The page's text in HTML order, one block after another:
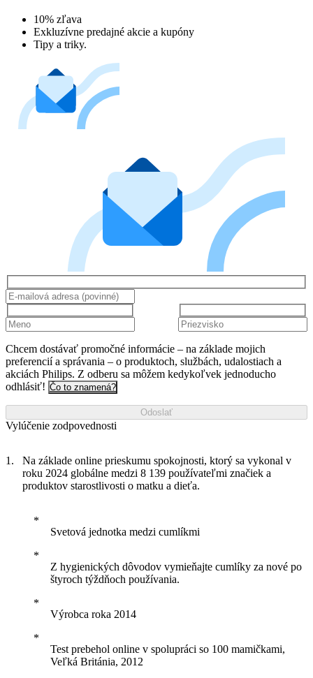
10% zľava
Exkluzívne predajné akcie a kupóny
Tipy a triky.
Chcem dostávať promočné informácie – na základe mojich
preferencií a správania – o produktoch, službách, udalostiach a
akciách Philips. Z odberu sa môžem kedykoľvek jednoducho
odhlásiť! Čo to znamená?
Odoslať
Vylúčenie zodpovednosti
Na základe online prieskumu spokojnosti, ktorý sa vykonal v
roku 2024 globálne medzi 8 139 používateľmi značiek a
produktov starostlivosti o matku a dieťa.
Svetová jednotka medzi cumlíkmi
Z hygienických dôvodov vymieňajte cumlíky za nové po
štyroch týždňoch používania.
Výrobca roka 2014
Test prebehol online v spolupráci so 100 mamičkami,
Veľká Británia, 2012